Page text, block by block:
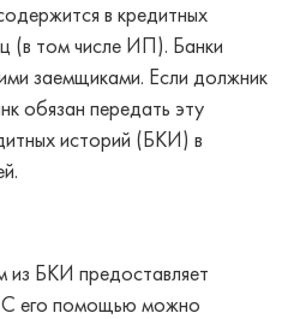
в кредитных
(в том числе ИП). Банки
заемщиками. Если должник
обязан передать эту
историй (БКИ) в
из БКИ предоставляет
С его помощью можно